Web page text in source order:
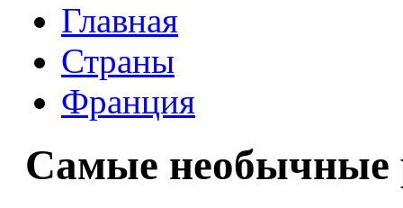
Главная
Страны
Франция
Самые необычные